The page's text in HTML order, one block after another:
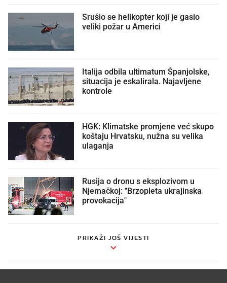
Srušio se helikopter koji je gasio
veliki požar u Americi
Italija odbila ultimatum Španjolske,
situacija je eskalirala. Najavljene
kontrole
HGK: Klimatske promjene već skupo
koštaju Hrvatsku, nužna su velika
ulaganja
Rusija o dronu s eksplozivom u
Njemačkoj: "Brzopleta ukrajinska
provokacija"
PRIKAŽI JOŠ VIJESTI